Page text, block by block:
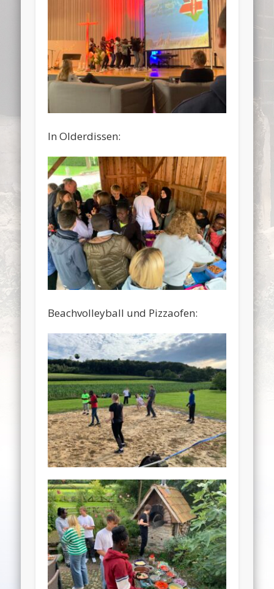
In Olderdissen:
Beachvolleyball und Pizzaofen: